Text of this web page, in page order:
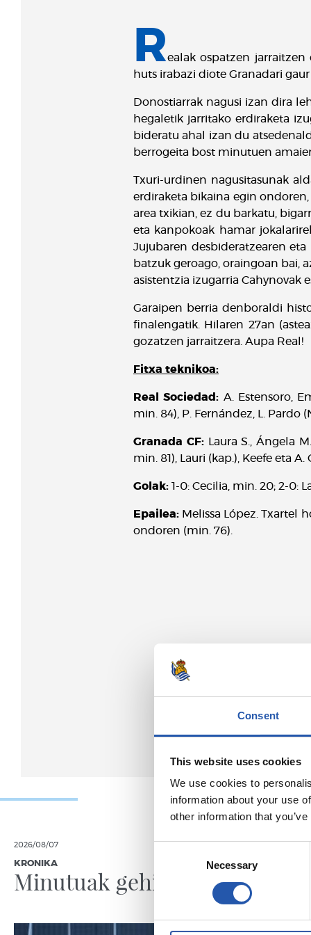
Consent
This website uses cookies
We use cookies to
information about your use
other information that
Necessary
Realak ospatzen
huts irabazi diote Granadari
Donostiarrak nagusi izan dira
hegaletik jarritako erdiraketa
bideratu ahal izan du
berrogeita bost minutuen
Txuri-urdinen nagusitasunak
erdiraketa bikaina egin
area txikian, ez du barkatu,
eta kanpokoak hamar
Jujubaren desbideratzearen
batzuk geroago, oraingoan bai,
asistentzia izugarria Cahynovak
Garaipen berria denboraldi
finalengatik. Hilaren 27an
gozatzen jarraitzera. Aupa Real!
Fitxa teknikoa:
Real Sociedad: A. Estensoro,
min. 84), P. Fernández, L. Pardo
Granada CF:
Laura S., Ángela
min. 81), Lauri (kap.), Keefe eta
Golak: 1-0: Cecilia, min. 20; 2-0:
Epailea: Melissa López. Txartel
ondoren (min. 76).
2026/08/07
KRONIKA
Minutuak gehitzen
LEHEN